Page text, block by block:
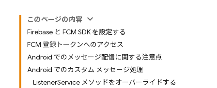
このページの内容
Firebase と FCM SDK を設定する
FCM 登録トークンへのアクセス
Android でのメッセージ配信に関する注意点
Android でのカスタム メッセージ処理
ListenerService メソッドをオーバーライドする